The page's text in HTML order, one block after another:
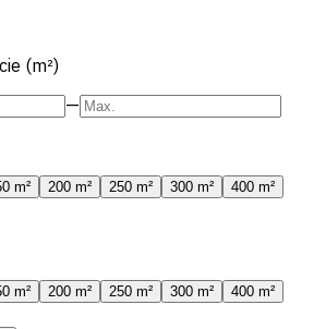
(m²)
—
m² 200 m² 250 m² 300 m²
400 m²
m² 200 m² 250 m² 300 m²
400 m²